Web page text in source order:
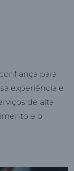
para
experiência e
de alta
e o